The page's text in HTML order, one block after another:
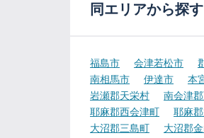
同エリアから探す
福島市 会津若松市
南相馬市
伊達市 本
岩瀬郡天栄村
南会津
耶麻郡西会津町
耶麻
大沼郡三島町
大沼郡